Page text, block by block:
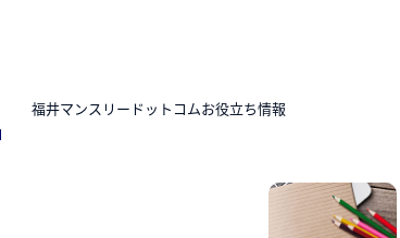
福井マンスリードットコムお役立ち情報